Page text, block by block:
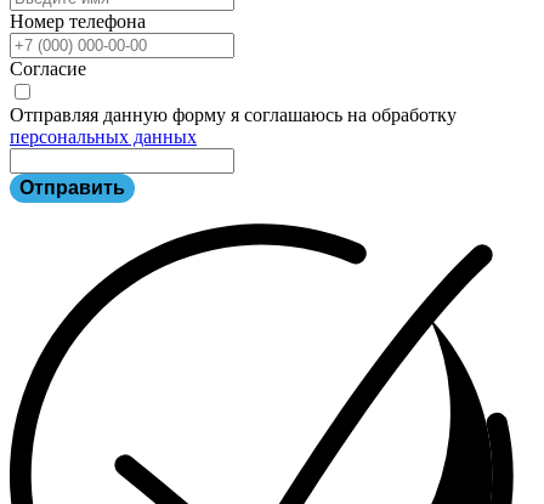
Номер телефона
Согласие
Отправляя данную форму я соглашаюсь на обработку
персональных данных
Отправить